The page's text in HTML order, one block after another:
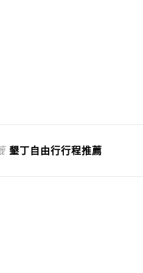
墾丁自由行行程推薦